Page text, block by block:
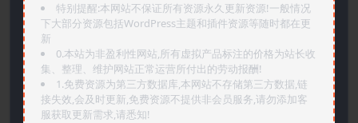
特别提醒:本网站不保证所有资源永久更新资源!一般情况
下大部分资源包括WordPress主题和插件资源等随时都在更
新
0.本站为非盈利性网站,所有虚拟产品标注的价格为站长收
集、整理、维护网站正常运营所付出的劳动报酬!
1.免费资源为第三方数据库,本网站不存储第三方数据,链
接失效,会及时更新,免费资源不提供非会员服务,请勿添加客
服获取更新需求,请悉知!